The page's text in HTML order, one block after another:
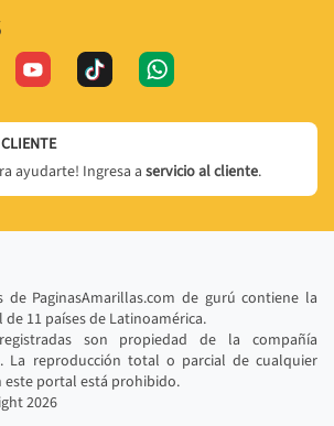
ayudarte! Ingresa a servicio al cliente.
PaginasAmarillas.com de gurú contiene la
11 países de Latinoamérica.
son propiedad de la compañía
La reproducción total o parcial de cualquier
portal está prohibido.
2026